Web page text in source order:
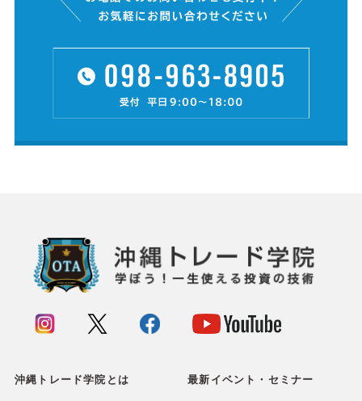
沖縄トレード学院とは 最新イベント・セミナー